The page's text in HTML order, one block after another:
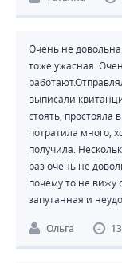
Очень не
тоже ужасная.
выписали
стоять, простояла
потратила много,
получила.
раз очень не
почему то не вижу
запутанная и
Ольга